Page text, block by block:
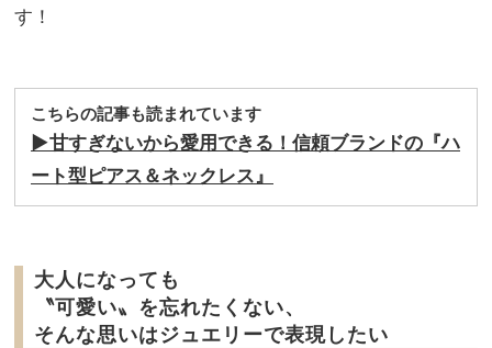
す！
こちらの記事も読まれています
▶︎甘すぎないから愛用できる！信頼ブランドの『ハ
ート型ピアス＆ネックレス』
大人になっても
〝可愛い〟を忘れたくない、
そんな思いはジュエリーで表現したい